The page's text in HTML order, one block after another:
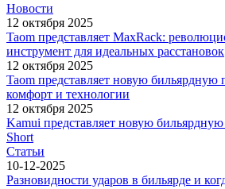
Новости
12 октября 2025
Taom представляет MaxRack:
инструмент для идеальных расстановок
12 октября 2025
Taom представляет новую бильярдную
комфорт и технологии
12 октября 2025
Kamui представляет новую
Short
Статьи
10-12-2025
Разновидности ударов в бильярде и